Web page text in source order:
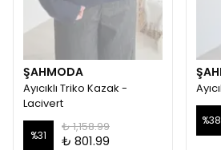
ŞAHMODA
Ayıcıklı Triko Kazak -
Lacivert
%31
₺ 1,158.99
₺ 801.99
%38